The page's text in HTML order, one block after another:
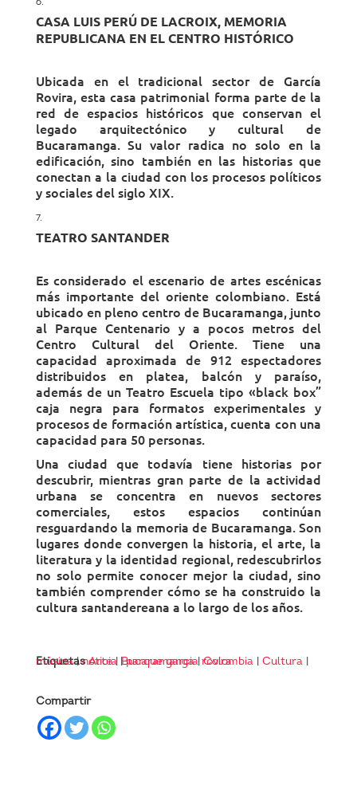
CASA LUIS PERÚ DE LACROIX, MEMORIA
REPUBLICANA EN EL CENTRO HISTÓRICO
Ubicada en el tradicional sector de García
Rovira, esta casa patrimonial forma parte de la
red de espacios históricos que conservan el
legado arquitectónico y cultural de
Bucaramanga. Su valor radica no solo en la
edificación, sino también en las historias que
conectan a la ciudad con los procesos políticos
y sociales del siglo XIX.
TEATRO SANTANDER
Es considerado el escenario de artes escénicas
más importante del oriente colombiano. Está
ubicado en pleno centro de Bucaramanga, junto
al Parque Centenario y a pocos metros del
Centro Cultural del Oriente. Tiene una
capacidad aproximada de 912 espectadores
distribuidos en platea, balcón y paraíso,
además de un Teatro Escuela tipo «black box”
caja negra para formatos experimentales y
procesos de formación artística, cuenta con una
capacidad para 50 personas.
Una ciudad que todavía tiene historias por
descubrir, mientras gran parte de la actividad
urbana se concentra en nuevos sectores
comerciales, estos espacios continúan
resguardando la memoria de Bucaramanga. Son
lugares donde convergen la historia, el arte, la
literatura y la identidad regional, redescubrirlos
no solo permite conocer mejor la ciudad, sino
también comprender cómo se ha construido la
cultura santandereana a lo largo de los años.
EtiquetasArte| Bucaramanga|Colombia| Cultura|
música|noticia|parque garcia rovira
Compartir